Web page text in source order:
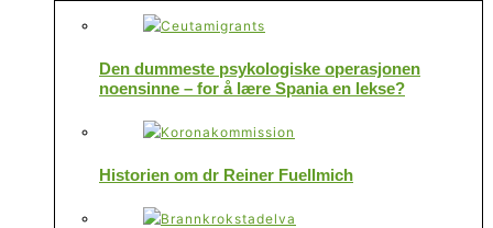
Den dummeste psykologiske operasjonen
noensinne – for å lære Spania en lekse?
Historien om dr Reiner Fuellmich